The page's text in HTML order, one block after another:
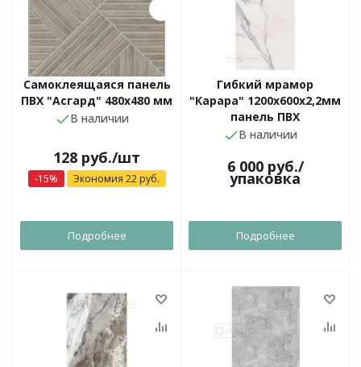
Самоклеящаяся панель
ПВХ "Асгард" 480х480 мм
В наличии
128 руб./шт
-15% Экономия 22руб.
Подробнее
Гибкий мрамор
"Карара" 1200х600х2,2мм
панель ПВХ
В наличии
6 000руб./
упаковка
Подробнее